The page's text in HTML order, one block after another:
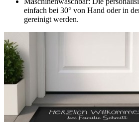
einfach bei 30° von Hand oder in
gereinigt werden.